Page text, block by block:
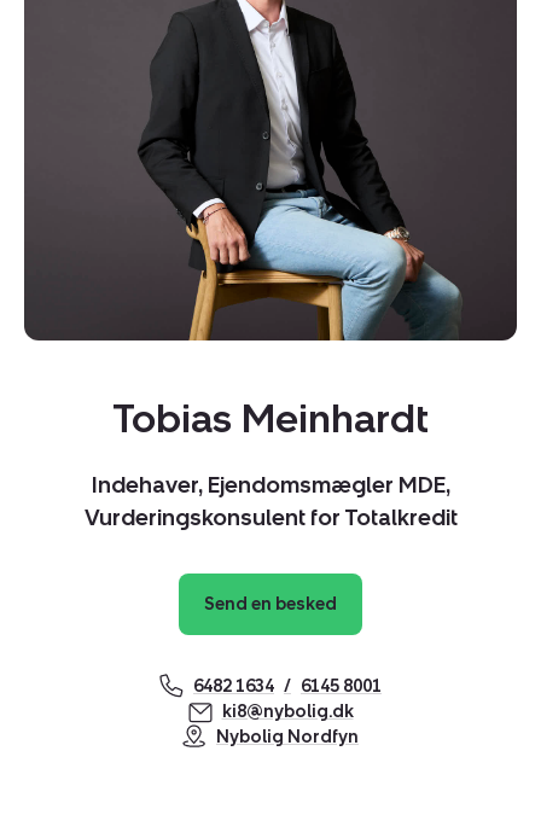
Tobias Meinhardt
Indehaver, Ejendomsmægler MDE,
Vurderingskonsulent for Totalkredit
Send en besked
6482 1634
6145 8001
ki8@nybolig.dk
Nybolig Nordfyn
Kopier link
Del via mail